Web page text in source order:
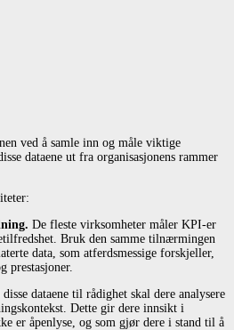
ved å samle inn og måle viktige
dataene ut fra organisasjonens rammer
De fleste virksomheter måler KPI-er
Bruk den samme tilnærmingen
data, som atferdsmessige forskjeller,
prestasjoner.
disse dataene til rådighet skal dere analysere
Dette gir dere innsikt i
er åpenlyse, og som gjør dere i stand til å